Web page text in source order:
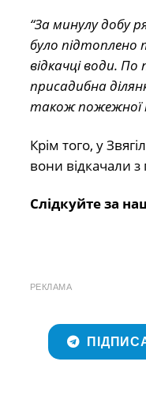
“За минулу добу
було підтоплено
відкачці води.
присадибна
також пожежної
Крім того, у
вони відкачали
Слідкуйте за
РЕКЛАМА